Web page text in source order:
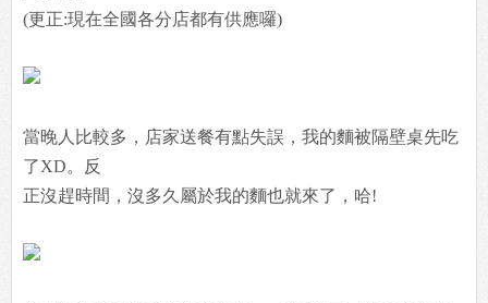
(更正:現在全國各分店都有供應囉)
當晚人比較多，店家送餐有點失誤，我的麵被隔壁桌先吃
了XD。反
正沒趕時間，沒多久屬於我的麵也就來了，哈!